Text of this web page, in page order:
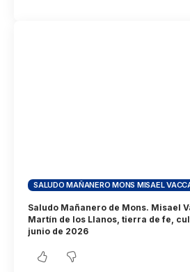
SALUDO MAÑANERO MONS MISAEL
Saludo Mañanero de Mons. Misael
Martín de los Llanos, tierra de fe,
junio de 2026